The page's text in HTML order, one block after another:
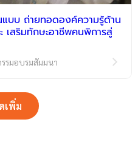
แบบ ถ่ายทอดองค์ความรู้ด้าน
สริมทักษะอาชีพคนพิการสู่
รมอบรมสัมมนา
เพิ่ม